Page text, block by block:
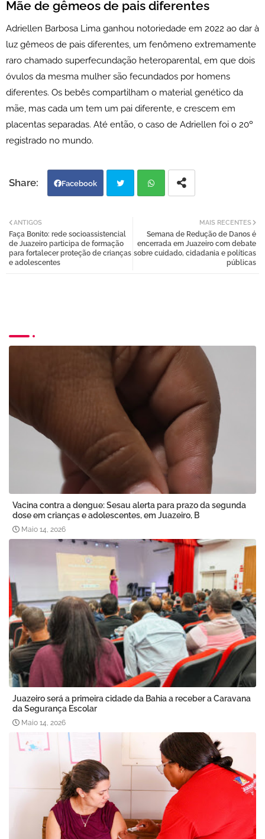
Mãe de gêmeos de pais diferentes
Adriellen Barbosa Lima ganhou notoriedade em 2022 ao dar à
luz gêmeos de pais diferentes, um fenômeno extremamente
raro chamado superfecundação heteroparental, em que dois
óvulos da mesma mulher são fecundados por homens
diferentes. Os bebês compartilham o material genético da
mãe, mas cada um tem um pai diferente, e crescem em
placentas separadas. Até então, o caso de Adriellen foi o 20º
registrado no mundo.
Facebook
tter atsa
MAIS RECENTES
Semana de Redução de Danos é
encerrada em Juazeiro com debate
sobre cuidado, cidadania e políticas
públicas
ANTIGOS
Faça Bonito: rede socioassistencial
de Juazeiro participa de formação
para fortalecer proteção de crianças
e adolescentes
Vacina contra a dengue: Sesau alerta para prazo da segunda
dose em crianças e adolescentes, em Juazeiro, B
Maio 14, 2026
Juazeiro será a primeira cidade da Bahia a receber a Caravana
da Segurança Escolar
Maio 14, 2026